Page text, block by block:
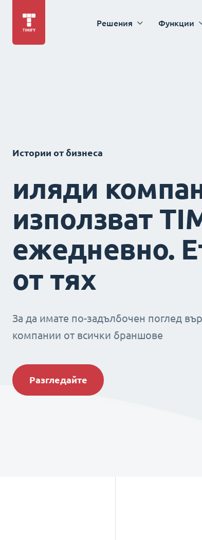
Решения Функции
Истории от бизнеса
иляди
използват
ежедневно.
от тях
За да имате по-задълбочен поглед
компании от всички браншове
Разгледайте